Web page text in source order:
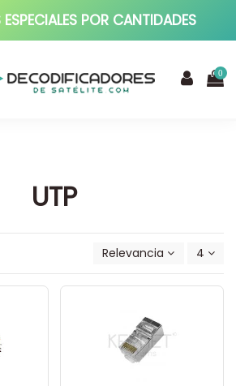
POR CANTIDADES
0
UTP
Relevancia 4